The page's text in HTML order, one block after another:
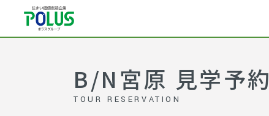
B/N宮原 見学予約
TOUR RESERVATION